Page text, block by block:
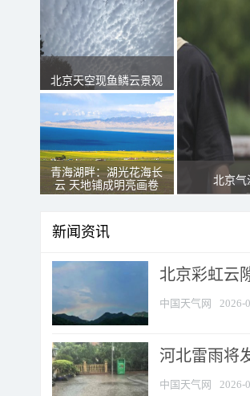
北京天空现鱼鳞云景观
青海湖畔：湖光花海长
云 天地铺成明亮画卷
北京气
新闻资讯
北京彩虹云
中国天气网 2026-
河北雷雨将
中国天气网 2026-